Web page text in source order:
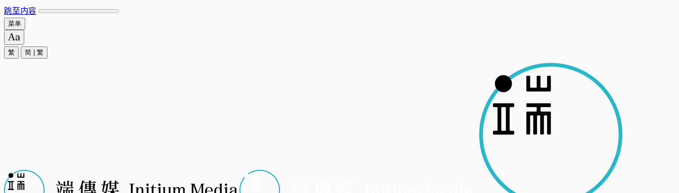
跳至内容
菜单
繁 简 繁